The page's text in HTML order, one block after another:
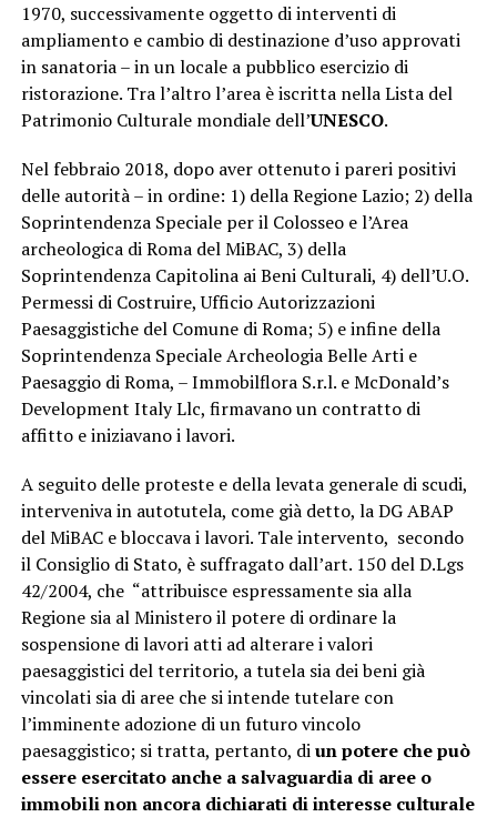
1970, successivamente oggetto di interventi di
ampliamento e cambio di destinazione d’uso approvati
in sanatoria – in un locale a pubblico esercizio di
ristorazione. Tra l’altro l’area è iscritta nella Lista del
Patrimonio Culturale mondiale dell’UNESCO.
Nel febbraio 2018, dopo aver ottenuto i pareri positivi
delle autorità – in ordine: 1) della Regione Lazio; 2) della
Soprintendenza Speciale per il Colosseo e l’Area
archeologica di Roma del MiBAC, 3) della
Soprintendenza Capitolina ai Beni Culturali, 4) dell’U.O.
Permessi di Costruire, Ufficio Autorizzazioni
Paesaggistiche del Comune di Roma; 5) e infine della
Soprintendenza Speciale Archeologia Belle Arti e
Paesaggio di Roma, – Immobilflora S.r.l. e McDonald’s
Development Italy Llc, firmavano un contratto di
affitto e iniziavano i lavori.
A seguito delle proteste e della levata generale di scudi,
interveniva in autotutela, come già detto, la DG ABAP
del MiBAC e bloccava i lavori. Tale intervento, secondo
il Consiglio di Stato, è suffragato dall’art. 150 del D.Lgs
42/2004, che “attribuisce espressamente sia alla
Regione sia al Ministero il potere di ordinare la
sospensione di lavori atti ad alterare i valori
paesaggistici del territorio, a tutela sia dei beni già
vincolati sia di aree che si intende tutelare con
l’imminente adozione di un futuro vincolo
paesaggistico; si tratta, pertanto, diun potere che può
essere esercitato anche a salvaguardia di aree o
immobili non ancora dichiarati di interesse culturale